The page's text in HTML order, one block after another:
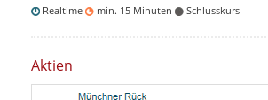
Realtime
min. 15 Minuten Schlusskurs
Aktien